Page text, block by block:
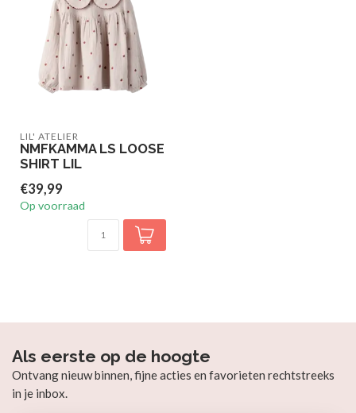
LIL' ATELIER
NMFKAMMA LS LOOSE
SHIRT LIL
€39,99
Op voorraad
Als eerste op de hoogte
Ontvang nieuw binnen, fijne acties en favorieten rechtstreeks
in je inbox.